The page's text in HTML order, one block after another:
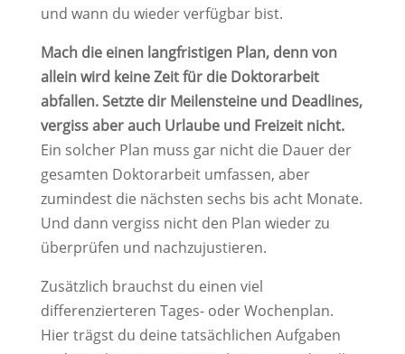
und wann du wieder verfügbar bist.
Mach die einen langfristigen Plan, denn von
allein wird keine Zeit für die Doktorarbeit
abfallen. Setzte dir Meilensteine und Deadlines,
vergiss aber auch Urlaube und Freizeit nicht.
Ein solcher Plan muss gar nicht die Dauer der
gesamten Doktorarbeit umfassen, aber
zumindest die nächsten sechs bis acht Monate.
Und dann vergiss nicht den Plan wieder zu
überprüfen und nachzujustieren.
Zusätzlich brauchst du einen viel
differenzierteren Tages- oder Wochenplan.
Hier trägst du deine tatsächlichen Aufgaben